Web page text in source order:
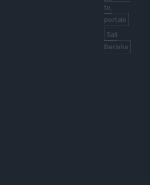
tv,
portale
Sali
Berisha